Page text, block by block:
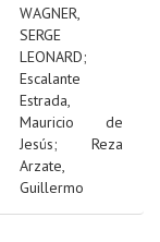
WAGNER,
SERGE
LEONARD;
Escalante
Estrada,
Mauricio de
Jesús; Reza
Arzate,
Guillermo